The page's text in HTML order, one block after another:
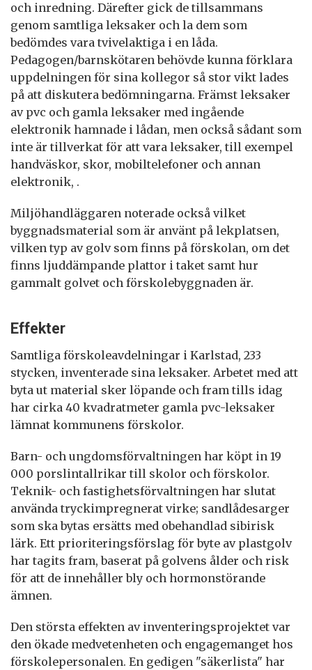
och inredning. Därefter gick de tillsammans
genom samtliga leksaker och la dem som
bedömdes vara tvivelaktiga i en låda.
Pedagogen/barnskötaren behövde kunna förklara
uppdelningen för sina kollegor så stor vikt lades
på att diskutera bedömningarna. Främst leksaker
av pvc och gamla leksaker med ingående
elektronik hamnade i lådan, men också sådant som
inte är tillverkat för att vara leksaker, till exempel
handväskor, skor, mobiltelefoner och annan
elektronik, .
Miljöhandläggaren noterade också vilket
byggnadsmaterial som är använt på lekplatsen,
vilken typ av golv som finns på förskolan, om det
finns ljuddämpande plattor i taket samt hur
gammalt golvet och förskolebyggnaden är.
Effekter
Samtliga förskoleavdelningar i Karlstad, 233
stycken, inventerade sina leksaker. Arbetet med att
byta ut material sker löpande och fram tills idag
har cirka 40 kvadratmeter gamla pvc-leksaker
lämnat kommunens förskolor.
Barn- och ungdomsförvaltningen har köpt in 19
000 porslintallrikar till skolor och förskolor.
Teknik- och fastighetsförvaltningen har slutat
använda tryckimpregnerat virke; sandlådesarger
som ska bytas ersätts med obehandlad sibirisk
lärk. Ett prioriteringsförslag för byte av plastgolv
har tagits fram, baserat på golvens ålder och risk
för att de innehåller bly och hormonstörande
ämnen.
Den största effekten av inventeringsprojektet var
den ökade medvetenheten och engagemanget hos
förskolepersonalen. En gedigen "säkerlista" har